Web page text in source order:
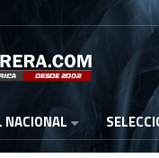
NACIONAL